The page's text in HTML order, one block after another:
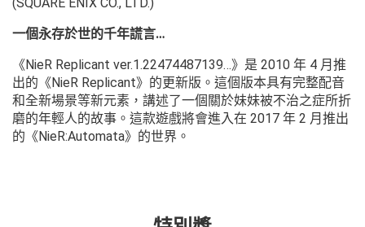
一個永存於世的千年謊言…
《NieR Replicant ver.1.22474487139…》是 2010 年 4 月推
出的《NieR Replicant》的更新版。這個版本具有完整配音
和全新場景等新元素，講述了一個關於妹妹被不治之症所折
磨的年輕人的故事。這款遊戲將會進入在 2017 年 2 月推出
的《NieR:Automata》的世界。